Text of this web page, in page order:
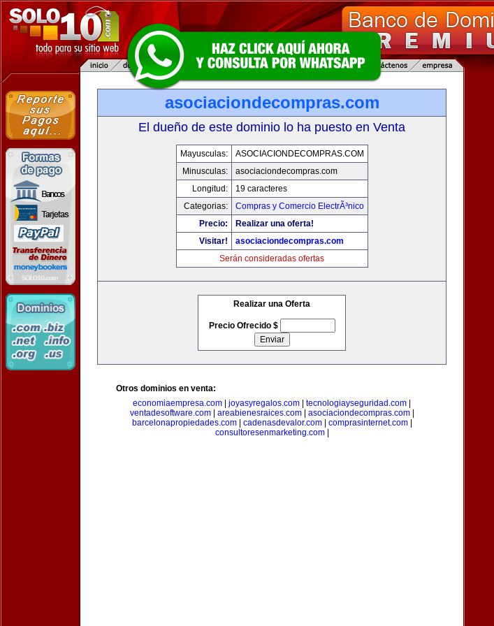
asociaciondecompras.com
El dueño de este dominio lo ha puesto en Venta
Mayusculas:
ASOCIACIONDECOMPRAS.COM
Minusculas:
asociaciondecompras.com
Longitud:
19 caracteres
Categorias:
Compras y Comercio ElectrÃ³nico
Precio:
Realizar una oferta!
Visitar!
asociaciondecompras.com
Serán consideradas ofertas
Realizar una Oferta
Precio Ofrecido $
Otros dominios en venta:
economiaempresa.com
joyasyregalos.com tecnologiayseguridad.com
ventadesoftware.com| areabienesraices.com| asociaciondecompras.com|
barcelonapropiedades.com| cadenasdevalor.com| comprasinternet.com|
consultoresenmarketing.com|